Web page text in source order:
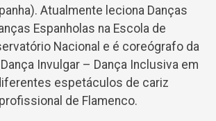
Atualmente leciona Danças
Espanholas na Escola de
Nacional e é coreógrafo da
Invulgar – Dança Inclusiva em
espetáculos de cariz
de Flamenco.